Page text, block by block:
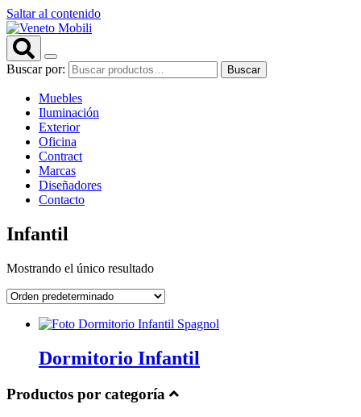
Saltar al contenido
Buscar por: Buscar
Muebles
Iluminación
Exterior
Oficina
Contract
Marcas
Diseñadores
Contacto
Infantil
Mostrando el único resultado
Dormitorio Infantil
Productos por categoría